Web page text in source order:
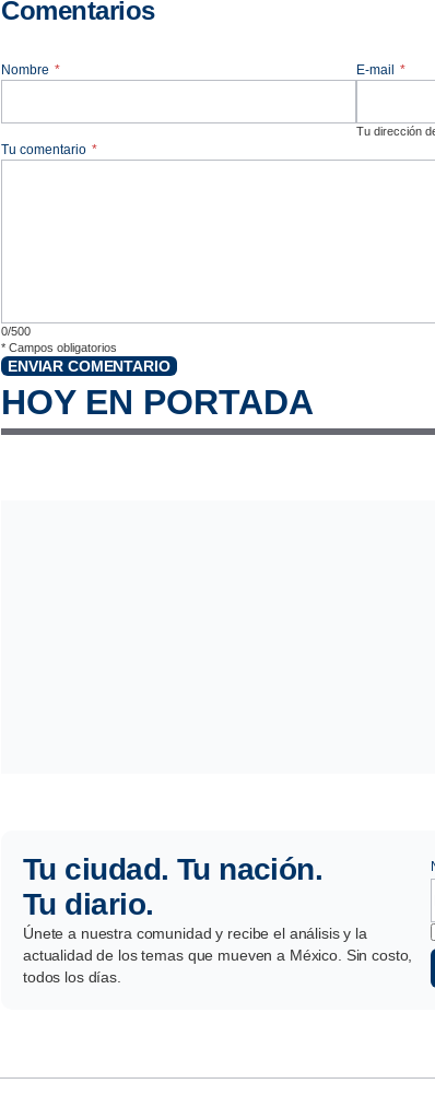
Comentarios
Nombre * E-mail *
Tu dirección
Tu comentario *
0/500
* Campos obligatorios
ENVIAR COMENTARIO
HOY EN PORTADA
Tu ciudad. Tu nación.
Tu diario.
Únete a nuestra comunidad y recibe el análisis y la
actualidad de los temas que mueven a México. Sin costo,
todos los días.